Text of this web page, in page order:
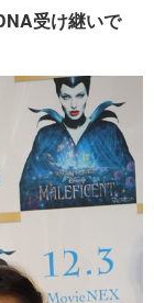
スポーツ
その他
ョッピング
受け継いで